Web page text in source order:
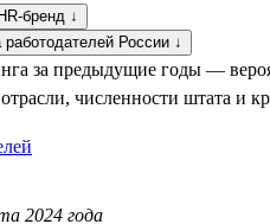
бренд ↓
работодателей России ↓
за предыдущие годы —
численности штата и
2024 года